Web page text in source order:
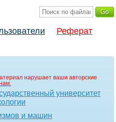
Реферат
нарушает ваши авторские
университет
и машин